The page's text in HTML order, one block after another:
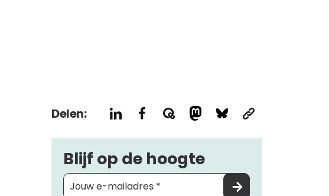
Delen:
Blijf op de hoogte